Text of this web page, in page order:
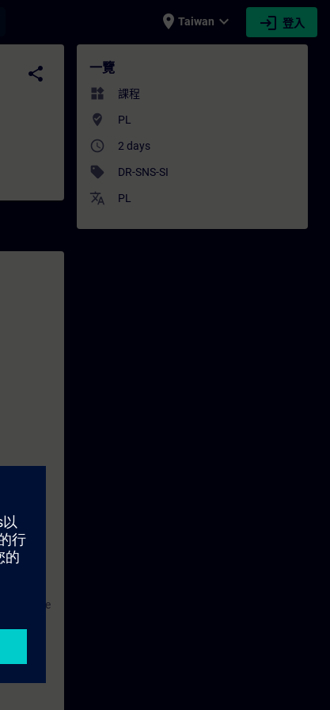
place Taiwan expand_more login 登入
| SITRAIN
share
będzie
一覽
widgets 課程
where_to_vote PL
access_time 2 days
sell DR-SNS-SI
translate PL